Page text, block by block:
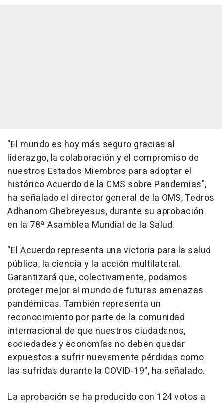
"El mundo es hoy más seguro gracias al
liderazgo, la colaboración y el compromiso de
nuestros Estados Miembros para adoptar el
histórico Acuerdo de la OMS sobre Pandemias",
ha señalado el director general de la OMS, Tedros
Adhanom Ghebreyesus, durante su aprobación
en la 78ª Asamblea Mundial de la Salud.
"El Acuerdo representa una victoria para la salud
pública, la ciencia y la acción multilateral.
Garantizará que, colectivamente, podamos
proteger mejor al mundo de futuras amenazas
pandémicas. También representa un
reconocimiento por parte de la comunidad
internacional de que nuestros ciudadanos,
sociedades y economías no deben quedar
expuestos a sufrir nuevamente pérdidas como
las sufridas durante la COVID-19", ha señalado.
La aprobación se ha producido con 124 votos a